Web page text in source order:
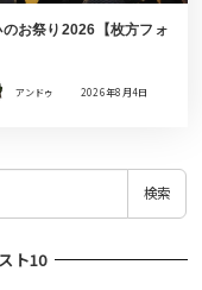
のお祭り2026【枚方フォ
アンドゥ 2026年8月4日
検索
ト10